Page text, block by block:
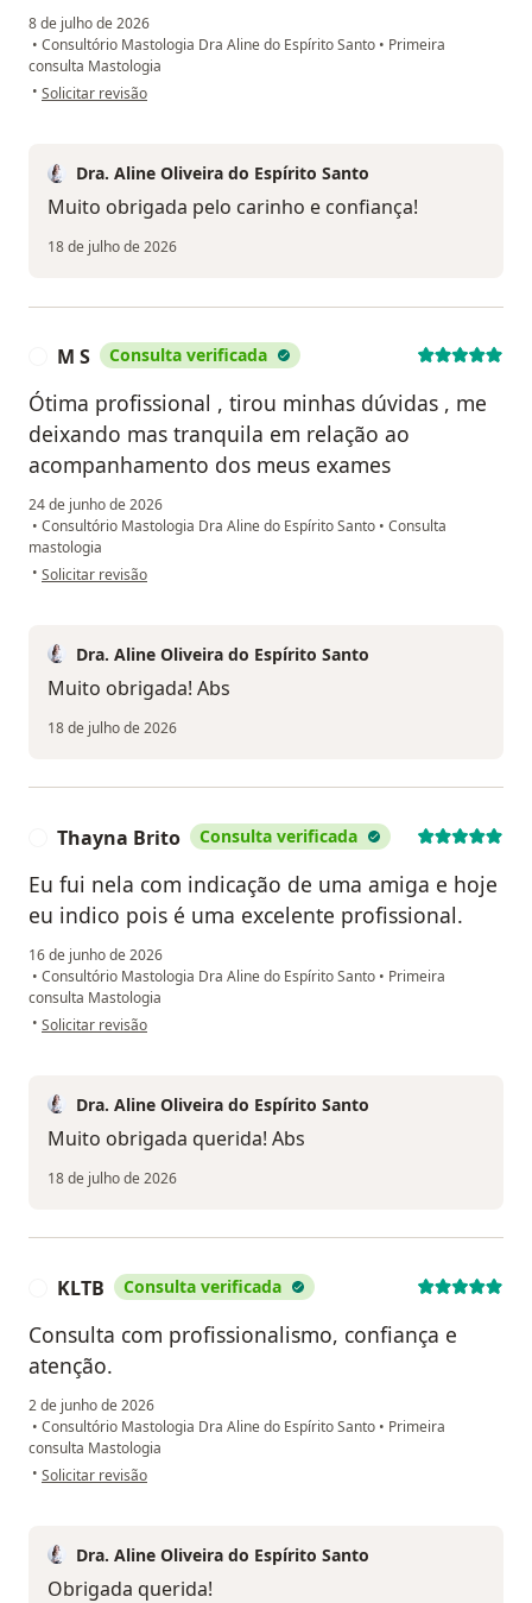
8 de julho de 2026
• Consultório Mastologia Dra Aline do Espírito Santo • Primeira
consulta Mastologia
• na opinião do utilizador L.M
Solicitar revisão
Dra. Aline Oliveira do Espírito Santo
Muito obrigada pelo carinho e confiança!
18 de julho de 2026
M S Consulta verificada
Ótima profissional , tirou minhas dúvidas , me
deixando mas tranquila em relação ao
acompanhamento dos meus exames
24 de junho de 2026
• Consultório Mastologia Dra Aline do Espírito Santo • Consulta
mastologia
• na opinião do utilizador M S
Solicitar revisão
Dra. Aline Oliveira do Espírito Santo
Muito obrigada! Abs
18 de julho de 2026
Thayna Brito Consulta verificada
Eu fui nela com indicação de uma amiga e hoje
eu indico pois é uma excelente profissional.
16 de junho de 2026
• Consultório Mastologia Dra Aline do Espírito Santo • Primeira
consulta Mastologia
• na opinião do utilizador Thayna Brito
Solicitar revisão
Dra. Aline Oliveira do Espírito Santo
Muito obrigada querida! Abs
18 de julho de 2026
KLTB Consulta verificada
Consulta com profissionalismo, confiança e
atenção.
2 de junho de 2026
• Consultório Mastologia Dra Aline do Espírito Santo • Primeira
consulta Mastologia
• na opinião do utilizador KLTB
Solicitar revisão
Dra. Aline Oliveira do Espírito Santo
Obrigada querida!